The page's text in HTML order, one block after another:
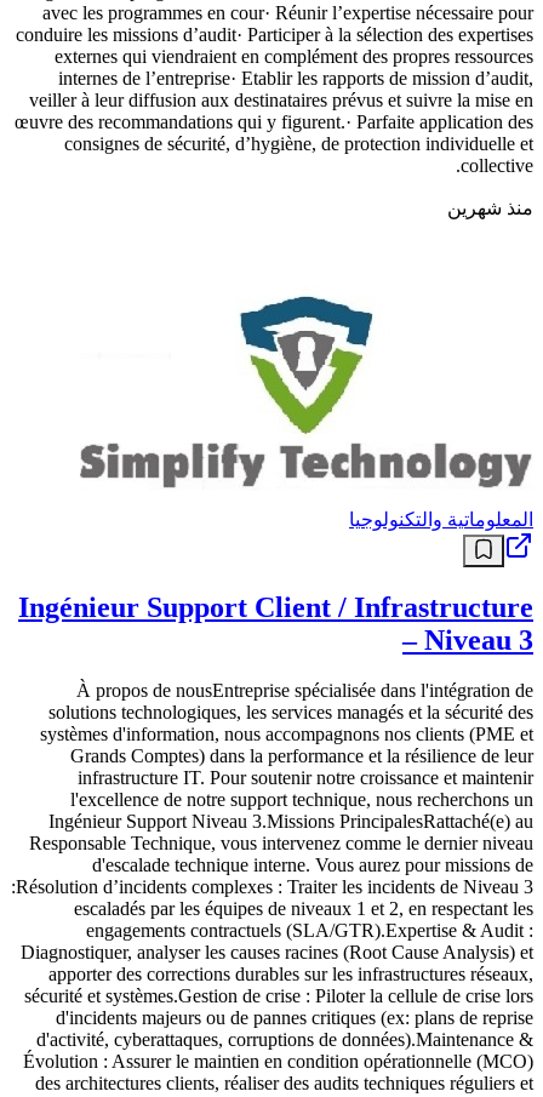
avec les programmes en cour· Réunir l’expertise nécessaire pour
conduire les missions d’audit· Participer à la sélection des expertises
externes qui viendraient en complément des propres ressources
internes de l’entreprise· Etablir les rapports de mission d’audit,
veiller à leur diffusion aux destinataires prévus et suivre la mise en
œuvre des recommandations qui y figurent.· Parfaite application des
consignes de sécurité, d’hygiène, de protection individuelle et
collective.
منذ شهرين
المعلوماتية والتكنولوجيا
Ingénieur Support Client / Infrastructure
– Niveau 3
À propos de nousEntreprise spécialisée dans l'intégration de
solutions technologiques, les services managés et la sécurité des
systèmes d'information, nous accompagnons nos clients (PME et
Grands Comptes) dans la performance et la résilience de leur
infrastructure IT. Pour soutenir notre croissance et maintenir
l'excellence de notre support technique, nous recherchons un
Ingénieur Support Niveau 3.Missions PrincipalesRattaché(e) au
Responsable Technique, vous intervenez comme le dernier niveau
d'escalade technique interne. Vous aurez pour missions de
:Résolution d’incidents complexes : Traiter les incidents de Niveau 3
escaladés par les équipes de niveaux 1 et 2, en respectant les
engagements contractuels (SLA/GTR).Expertise & Audit :
Diagnostiquer, analyser les causes racines (Root Cause Analysis) et
apporter des corrections durables sur les infrastructures réseaux,
sécurité et systèmes.Gestion de crise : Piloter la cellule de crise lors
d'incidents majeurs ou de pannes critiques (ex: plans de reprise
d'activité, cyberattaques, corruptions de données).Maintenance &
Évolution : Assurer le maintien en condition opérationnelle (MCO)
des architectures clients, réaliser des audits techniques réguliers et